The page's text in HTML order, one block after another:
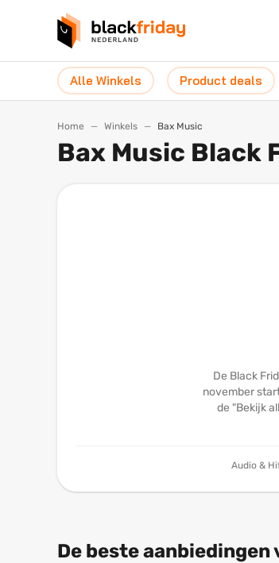
Alle Winkels Product deals
Home Winkels Bax Music
Bax Music Black
De Black
november
de "Bekijk
Audio &
De beste